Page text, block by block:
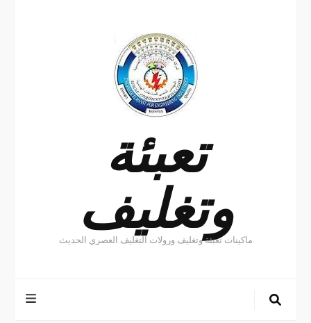
تعبئة
وتغليف
ماكينات تعبئة وتغليف ورولات التغليف العصري الحديث